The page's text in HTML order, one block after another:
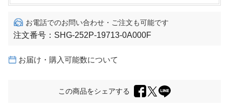
お電話でのお問い合わせ・ご注文も可能です
注文番号： SHG-252P-19713-0A000F
お届け・購入可能数について
この商品をシェアする